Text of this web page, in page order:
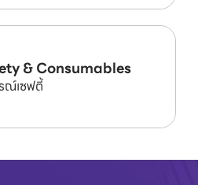
& Consumables
ณ์เซฟตี้